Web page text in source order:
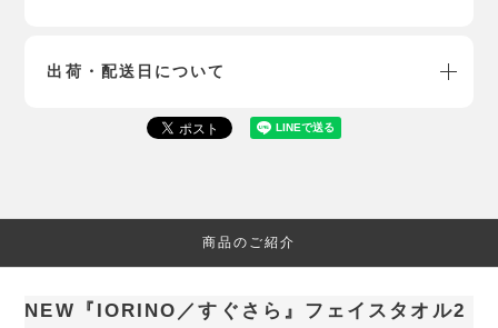
出荷・配送日について
商品のご紹介
NEW『IORINO／すぐさら』フェイスタオル2